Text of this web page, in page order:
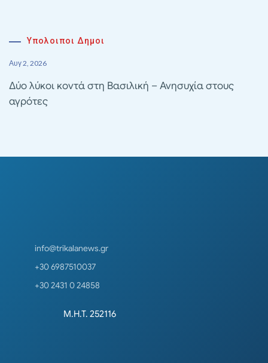
Υπολοιποι Δημοι
Αυγ 2, 2026
Δύο λύκοι κοντά στη Βασιλική – Ανησυχία στους
αγρότες
info@trikalanews.gr
+30 6987510037
+30 2431 0 24858
Μ.Η.Τ. 252116